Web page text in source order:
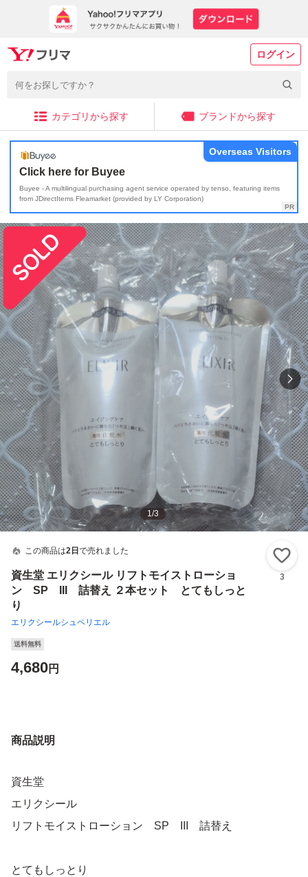
ログイン
カテゴリから探す ブランドから探す
Click here for Buyee
Buyee - A multilingual purchasing agent service operated by tenso, featuring items
from JDirectItems Fleamarket (provided by LY Corporation)
Overseas Visitors
1/3
この商品は2日 で売れました
資生堂 エリクシール リフトモイストローショ
ン SP III 詰替え ２本セット とてもしっと
り
エリクシールシュペリエル
3
送料無料
4,680円
商品説明
資生堂
エリクシール
リフトモイストローション SP III 詰替え
とてもしっとり